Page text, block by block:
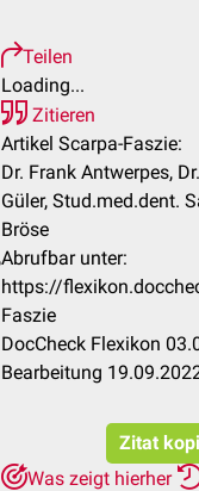
Teilen
Loading...
Zitieren
Artikel Scarpa-Faszie:
Dr. Frank Antwerpes,
Güler, Stud.med.dent.
Bröse
Abrufbar unter:
https://
Faszie
DocCheck Flexikon
Bearbeitung
Zitat
Was zeigt hierher